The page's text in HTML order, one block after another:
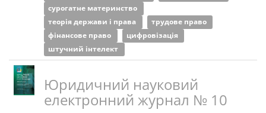
сурогатне материнство
теорія держави і права
трудове право
фінансове право
цифровізація
штучний інтелект
Юридичний науковий
електронний журнал № 10